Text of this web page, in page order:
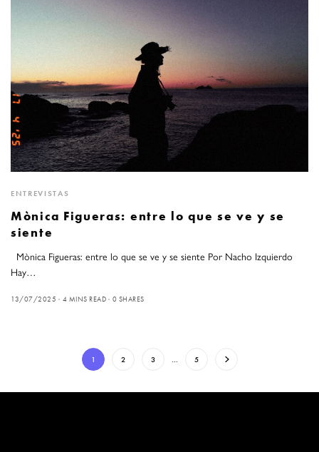
ENTREVISTAS
Mònica Figueras: entre lo que se ve y se
siente
Mònica Figueras: entre lo que se ve y se siente Por Nacho Izquierdo
Hay…
13/07/2025 4 MINS READ 0 SHARES
1 2 3 … 5